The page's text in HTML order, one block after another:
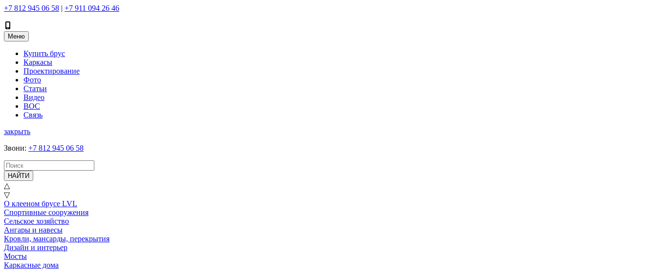
+7 812 945 06 58 | +7 911 094 26 46
Меню
Купить брус
Каркасы
Проектирование
Фото
Статьи
Видео
ВОС
Связь
закрыть
Звони: +7 812 945 06 58
НАЙТИ
△
▽
О клееном брусе LVL
Спортивные сооружения
Сельское хозяйство
Ангары и навесы
Кровли, мансарды, перекрытия
Дизайн и интерьер
Мосты
Каркасные дома